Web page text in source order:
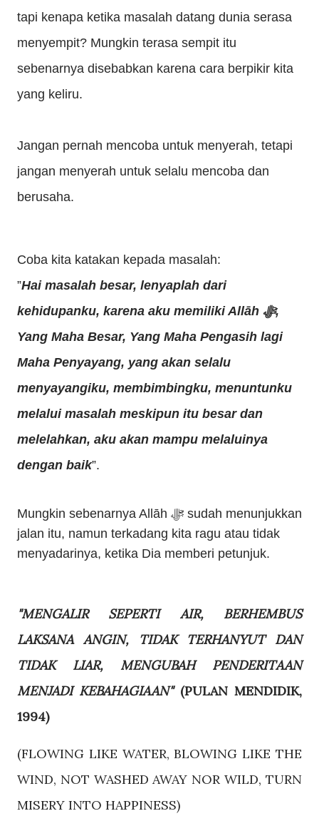
tapi kenapa ketika masalah datang dunia serasa
menyempit? Mungkin terasa sempit itu
sebenarnya disebabkan karena cara berpikir kita
yang keliru.
Jangan pernah mencoba untuk menyerah, tetapi
jangan menyerah untuk selalu mencoba dan
berusaha.
Coba kita katakan kepada masalah:
”Hai masalah besar, lenyaplah dari
kehidupanku, karena aku memiliki Allāh ﷻ,
Yang Maha Besar, Yang Maha Pengasih lagi
Maha Penyayang, yang akan selalu
menyayangiku, membimbingku, menuntunku
melalui masalah meskipun itu besar dan
melelahkan, aku akan mampu melaluinya
dengan baik”.
Mungkin sebenarnya Allāh ﷻ sudah menunjukkan
jalan itu, namun terkadang kita ragu atau tidak
menyadarinya, ketika Dia memberi petunjuk.
"MENGALIR SEPERTI AIR, BERHEMBUS
LAKSANA ANGIN, TIDAK TERHANYUT DAN
TIDAK LIAR, MENGUBAH PENDERITAAN
MENJADI KEBAHAGIAAN" (PULAN MENDIDIK,
1994)
(FLOWING LIKE WATER, BLOWING LIKE THE
WIND, NOT WASHED AWAY NOR WILD, TURN
MISERY INTO HAPPINESS)